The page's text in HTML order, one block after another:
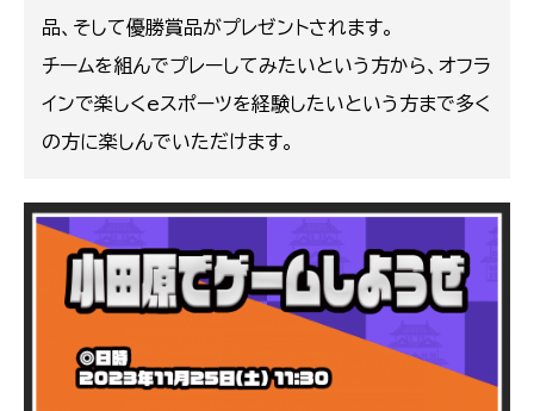
品、そして優勝賞品がプレゼントされます。
チームを組んでプレーしてみたいという方から、オフラ
インで楽しくeスポーツを経験したいという方まで多く
の方に楽しんでいただけます。